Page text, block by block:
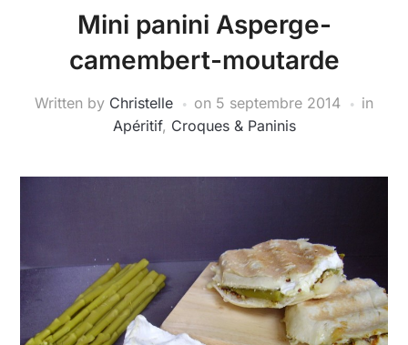
Mini panini Asperge-
camembert-moutarde
Written by Christelle on 5 septembre 2014
in
Apéritif, Croques & Paninis